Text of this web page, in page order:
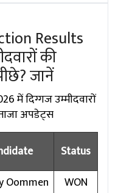
Results
की
जानें
में दिग्गज उम्मीदवारों
अपडेट्स
Status
Oommen
WON